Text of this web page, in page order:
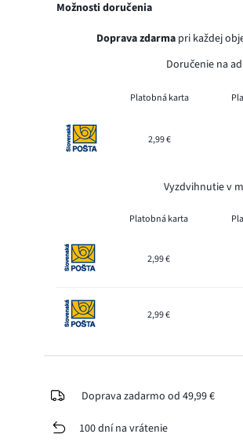
Možnosti doručenia
Doprava zdarmapri každej
Doručenie na
Platobná karta
2,99 €
Vyzdvihnutie v
Platobná karta
2,99 €
2,99 €
Doprava zadarmo od 49,99 €
100 dní na vrátenie